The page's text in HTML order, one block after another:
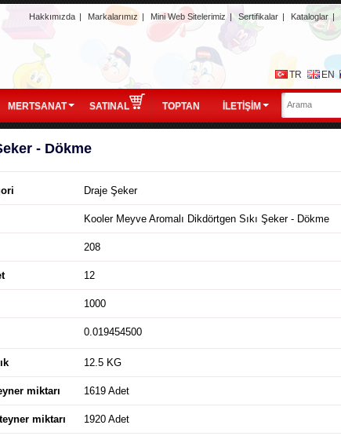
Hakkımızda | Markalarımız | Mini Web Sitelerimiz | Sertifikalar | Kataloglar |
TR EN
MERTSANAT SATINAL TOPTAN İLETİŞİM
- Dökme
Draje Şeker
Kooler Meyve Aromalı Dikdörtgen Sıkı Şeker - Dökme
208
12
1000
0.019454500
12.5 KG
miktarı 1619 Adet
miktarı 1920 Adet